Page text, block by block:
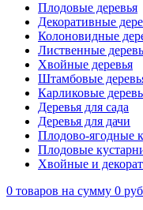
Плодовые деревья
Декоративные
Колоновидные
Лиственные
Хвойные деревья
Штамбовые
Карликовые
Деревья для сада
Деревья для дачи
Плодово-ягодные
Плодовые
Хвойные и
0 товаров на сумму 0